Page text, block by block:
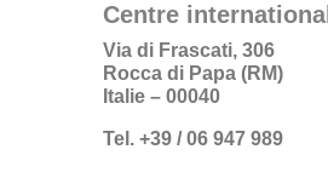
Centre international
Via di Frascati, 306
Rocca di Papa (RM)
Italie – 00040
Tel. +39 / 06 947 989